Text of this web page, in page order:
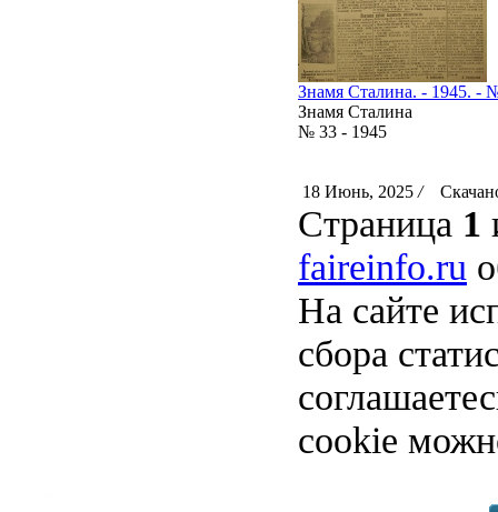
Знамя Сталина. - 1945. -
Знамя Сталина
№ 33 - 1945
18 Июнь, 2025 /
Страница 1
faireinfo.ru
На сайте
сбора
cookie